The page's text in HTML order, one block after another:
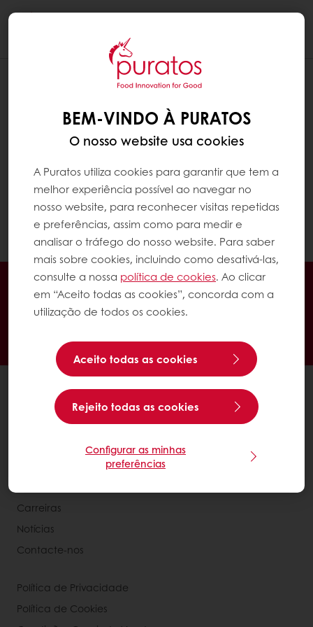
BEM-VINDO À PURATOS
O nosso website usa cookies
A Puratos utiliza cookies para garantir que tem a
melhor experiência possível ao navegar no
nosso website, para reconhecer visitas repetidas
e preferências, assim como para medir e
analisar o tráfego do nosso website. Para saber
mais sobre cookies, incluindo como desativá-las,
consulte a nossa política de cookies. Ao clicar
em “Aceito todas as cookies”, concorda com a
utilização de todos os cookies.
Aceito todas as cookies
Rejeito todas as cookies
Configurar as minhas
preferências
Encomende online 24/7
Pagamento online disponível
Tenha acesso à sua informação financeira
Receitas
Estudos ao Consumidor
Carreiras
Notícias
Contacte-nos
Política de Privacidade
Política de Cookies